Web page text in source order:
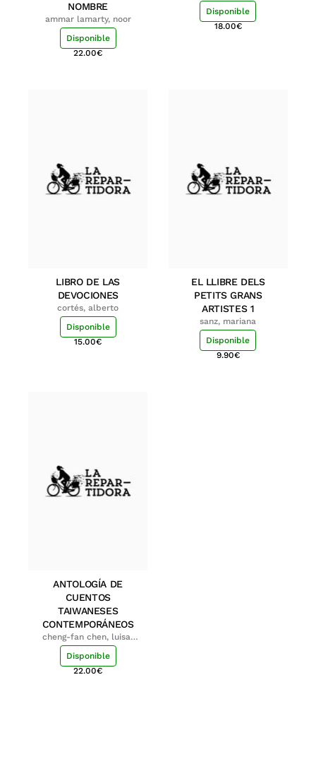
NOMBRE
ammar lamarty, noor
Disponible
22.00€
Disponible
18.00€
LIBRO DE LAS
DEVOCIONES
cortés, alberto
Disponible
15.00€
EL LLIBRE DELS
PETITS GRANS
ARTISTES 1
sanz, mariana
Disponible
9.90€
ANTOLOGÍA DE
CUENTOS
TAIWANESES
CONTEMPORÁNEOS
cheng-fan chen, luisa;
shu-ying chang, luisa
Disponible
22.00€